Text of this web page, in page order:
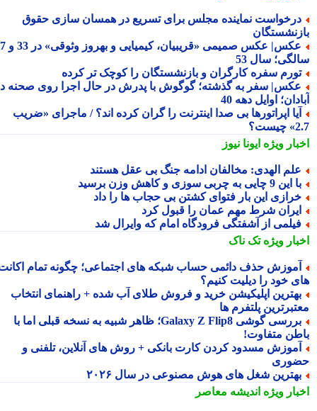
نماینده مجلس برای تسریع در همسان سازی حقوق
عکس| عکس صمیمی «قریبیان، کیمیایی و بهروز وثوقی» در 33 و 37
سال 53
سفره کارگران و بازنشستگان را کوچک تر کرده
سفر به گذشته؛ گوگوش با پدرش در حال اجرا روی صحنه در
اوایل دهه 40
اپراتورها بی صدا اینترنت را گران کرده اند؟ / ماجرای «ضریب
ویژهایونا نیوز
الهدی: مخالفان ادامه جنگ بی عقل هستند
9 چایی به چربی سوزی و کاهش وزن برسید
این بار فتوای کشتن بی حجاب ها را داد
شرط مهم عمان را قبول کرد
از آشفتگی فرودگاه امام که وایرال شد
ویژهتک ناک
حذف دائمی حساب شبکه های اجتماعی؛ چگونه تمام اکانت
خود را دیلیت کنیم؟
اپلیکیشن خرید و فروش طلای آب شده + راهنمای انتخاب
پلتفرم ها
بررسی گوشی Galaxy Z Flip8؛ ظاهر شبیه به نسخه قبلی اما با
متفاوت!
مسدود کردن کارت بانکی + روش های آنلاین، تلفنی و
شغل های هوش مصنوعی در سال ۲۰۲۶
ویژهاندیشه معاصر